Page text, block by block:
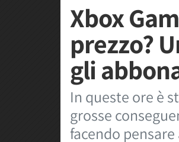
Xbox
prezzo?
gli
In queste ore è
grosse
facendo